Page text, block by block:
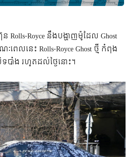
Royce នឹងបង្ហាញម៉ូដែល Ghost
ៈពេលនេះ Rolls-Royce Ghost ថ្មី កំពុង
បាំង រហូតដល់ថ្ងៃនោះ។